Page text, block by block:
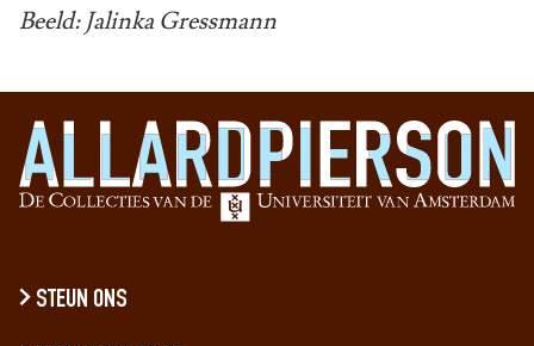
Beeld: Jalinka Gressmann
STEUN ONS